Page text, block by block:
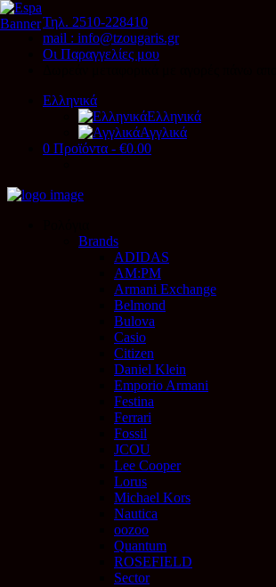
Τηλ. 2510-228410
mail : info@tzougaris.gr
Οι Παραγγελίες μου
Ελληνικά
Ελληνικά
Αγγλικά
0 Προϊόντα - €0.00
Brands
ADIDAS
AM:PM
Armani Exchange
Belmond
Bulova
Casio
Citizen
Daniel Klein
Emporio Armani
Festina
Ferrari
Fossil
JCOU
Lee Cooper
Lorus
Michael Kors
Nautica
oozoo
Quantum
ROSEFIELD
Sector